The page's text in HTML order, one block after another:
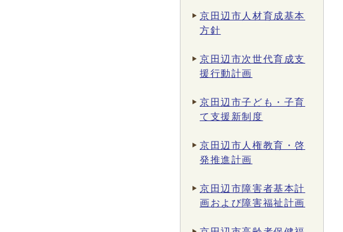
京田辺市人材育成基本
方針
京田辺市次世代育成支
援行動計画
京田辺市子ども・子育
て支援新制度
京田辺市人権教育・啓
発推進計画
京田辺市障害者基本計
画および障害福祉計画